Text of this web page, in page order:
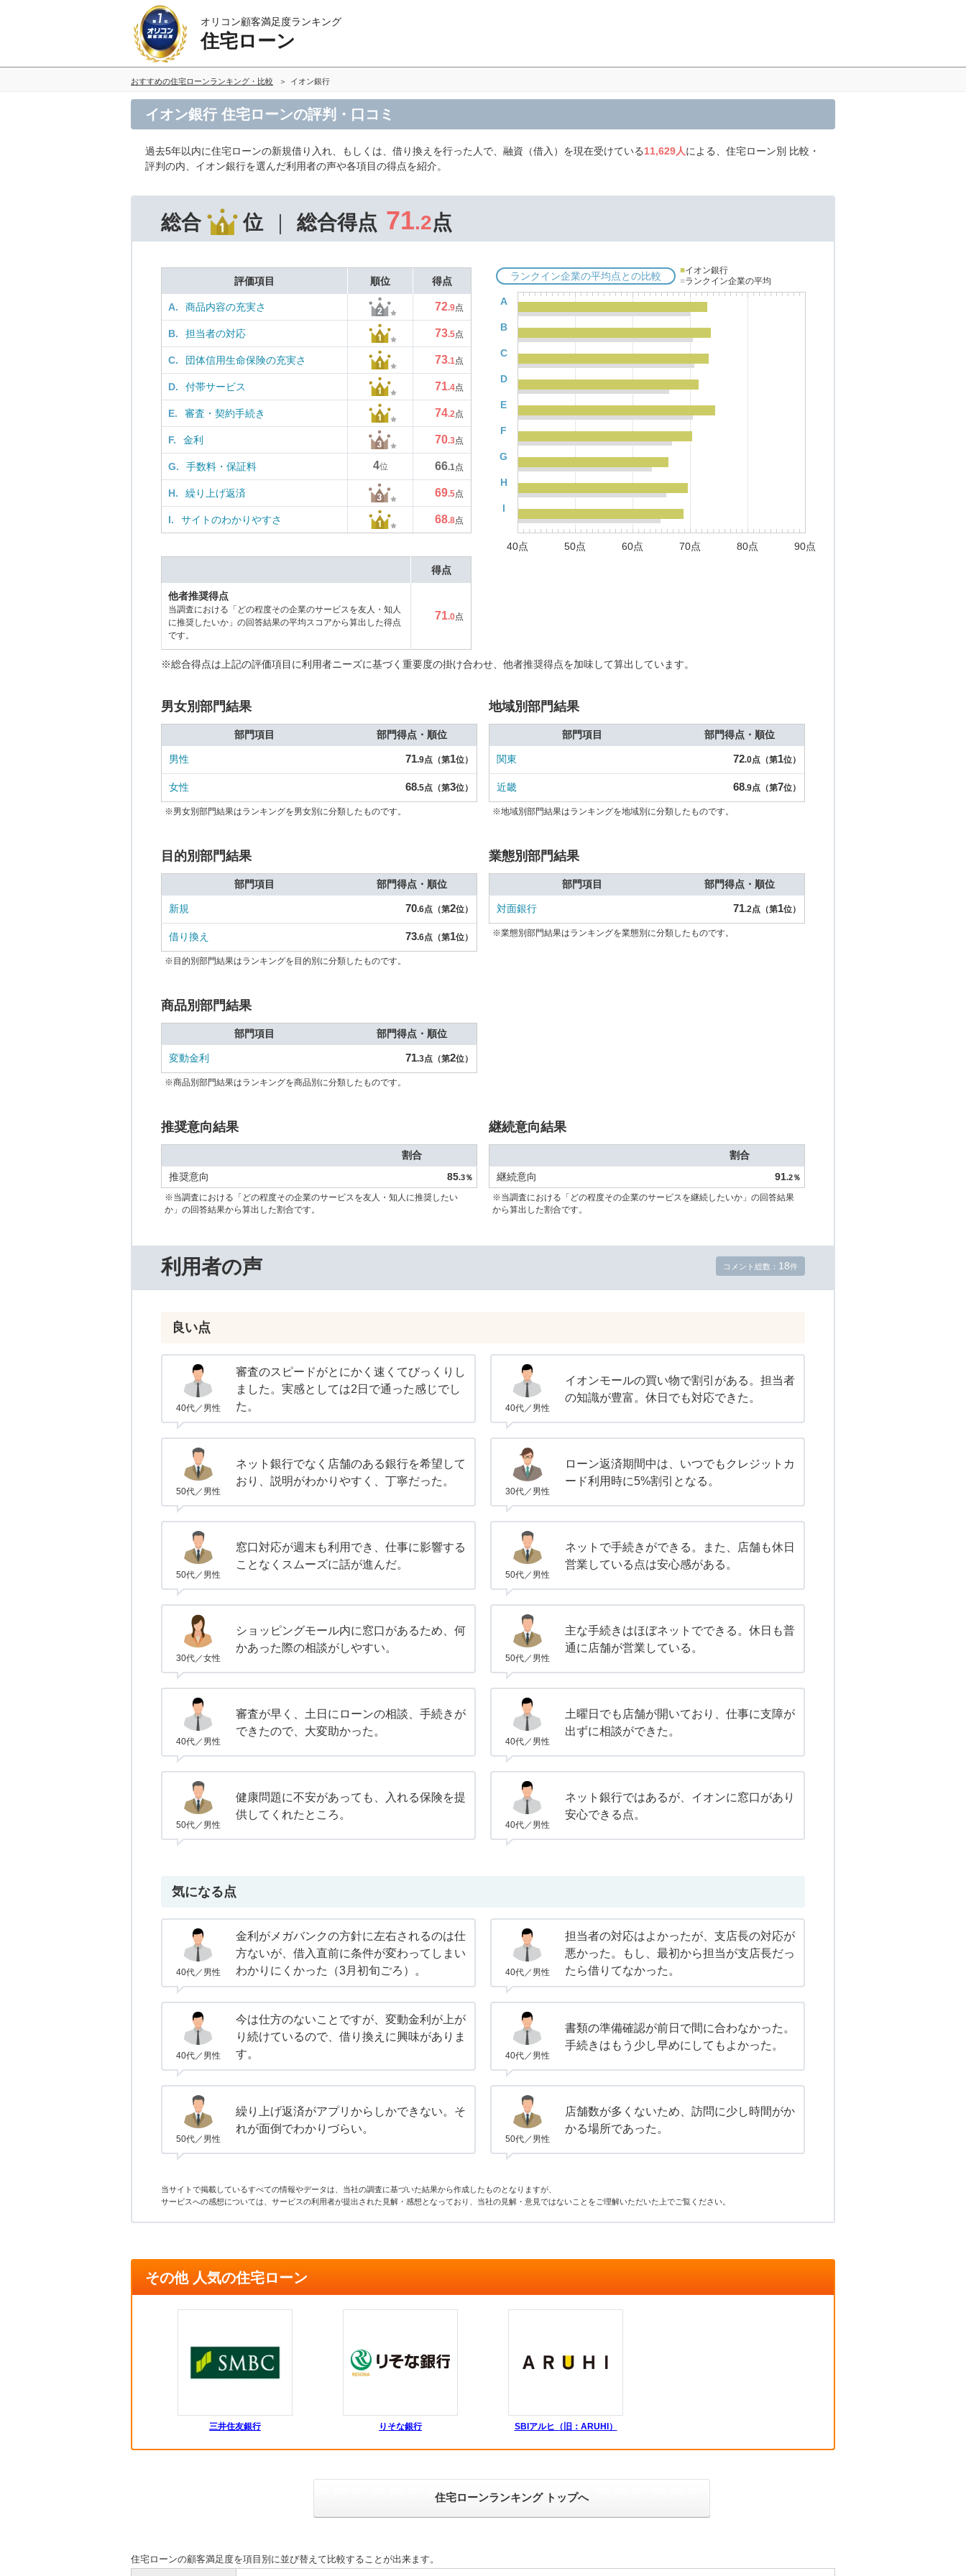
オリコン顧客満足度ランキング
住宅ローン
おすすめの住宅ローンランキング・比較 イオン銀行
イオン銀行 住宅ローンの評判・口コミ
過去5年以内に住宅ローンの新規借り入れ、もしくは、借り換えを行った人で、融資（借入）を現在受けている11,629人による、住宅ローン別 比較・
評判の内、イオン銀行を選んだ利用者の声や各項目の得点を紹介。
総合 位 総合得点 71.2点
評価項目 順位 得点
A. 商品内容の充実さ 72.9点
B. 担当者の対応 73.5点
C. 団体信用生命保険の充実さ 73.1点
D. 付帯サービス 71.4点
E. 審査・契約手続き 74.2点
F. 金利 70.3点
G. 手数料・保証料 4位 66.1点
H. 繰り上げ返済 69.5点
I. サイトのわかりやすさ 68.8点
ランクイン企業の平均点との比較 ■イオン銀行
■ランクイン企業の平均
A
B
C
D
E
F
G
H
I
40点 50点 60点 70点 80点 90点
得点
他者推奨得点
当調査における「どの程度その企業のサービスを友人・知人
に推奨したいか」の回答結果の平均スコアから算出した得点
です。
71.0点
※総合得点は上記の評価項目に利用者ニーズに基づく重要度の掛け合わせ、他者推奨得点を加味して算出しています。
男女別部門結果
部門項目 部門得点・順位
男性 71.9点（第1位）
女性 68.5点（第3位）
※男女別部門結果はランキングを男女別に分類したものです。
地域別部門結果
部門項目 部門得点・順位
関東 72.0点（第1位）
近畿 68.9点（第7位）
※地域別部門結果はランキングを地域別に分類したものです。
目的別部門結果
部門項目 部門得点・順位
新規 70.6点（第2位）
借り換え 73.6点（第1位）
※目的別部門結果はランキングを目的別に分類したものです。
業態別部門結果
部門項目 部門得点・順位
対面銀行 71.2点（第1位）
※業態別部門結果はランキングを業態別に分類したものです。
商品別部門結果
部門項目 部門得点・順位
変動金利 71.3点（第2位）
※商品別部門結果はランキングを商品別に分類したものです。
推奨意向結果
割合
推奨意向
85.3％
※当調査における「どの程度その企業のサービスを友人・知人に推奨したい
か」の回答結果から算出した割合です。
継続意向結果
割合
継続意向
91.2％
※当調査における「どの程度その企業のサービスを継続したいか」の回答結果
から算出した割合です。
利用者の声 コメント総数： 18件
良い点
40代／男性
審査のスピードがとにかく速くてびっくりし
ました。実感としては2日で通った感じでし
た。
40代／男性
イオンモールの買い物で割引がある。担当者
の知識が豊富。休日でも対応できた。
50代／男性
ネット銀行でなく店舗のある銀行を希望して
おり、説明がわかりやすく、丁寧だった。
30代／男性
ローン返済期間中は、いつでもクレジットカ
ード利用時に5%割引となる。
50代／男性
窓口対応が週末も利用でき、仕事に影響する
ことなくスムーズに話が進んだ。
50代／男性
ネットで手続きができる。また、店舗も休日
営業している点は安心感がある。
30代／女性
ショッピングモール内に窓口があるため、何
かあった際の相談がしやすい。
50代／男性
主な手続きはほぼネットでできる。休日も普
通に店舗が営業している。
40代／男性
審査が早く、土日にローンの相談、手続きが
できたので、大変助かった。
40代／男性
土曜日でも店舗が開いており、仕事に支障が
出ずに相談ができた。
50代／男性
健康問題に不安があっても、入れる保険を提
供してくれたところ。
40代／男性
ネット銀行ではあるが、イオンに窓口があり
安心できる点。
気になる点
40代／男性
金利がメガバンクの方針に左右されるのは仕
方ないが、借入直前に条件が変わってしまい
わかりにくかった（3月初旬ごろ）。
40代／男性
担当者の対応はよかったが、支店長の対応が
悪かった。もし、最初から担当が支店長だっ
たら借りてなかった。
40代／男性
今は仕方のないことですが、変動金利が上が
り続けているので、借り換えに興味がありま
す。
40代／男性
書類の準備確認が前日で間に合わなかった。
手続きはもう少し早めにしてもよかった。
50代／男性
繰り上げ返済がアプリからしかできない。そ
れが面倒でわかりづらい。
50代／男性
店舗数が多くないため、訪問に少し時間がか
かる場所であった。
当サイトで掲載しているすべての情報やデータは、当社の調査に基づいた結果から作成したものとなりますが、
サービスへの感想については、サービスの利用者が提出された見解・感想となっており、当社の見解・意見ではないことをご理解いただいた上でご覧ください。
その他 人気の住宅ローン
三井住友銀行 りそな銀行 SBIアルヒ（旧：ARUHI）
住宅ローンランキング トップへ
住宅ローンの顧客満足度を項目別に並び替えて比較することが出来ます。